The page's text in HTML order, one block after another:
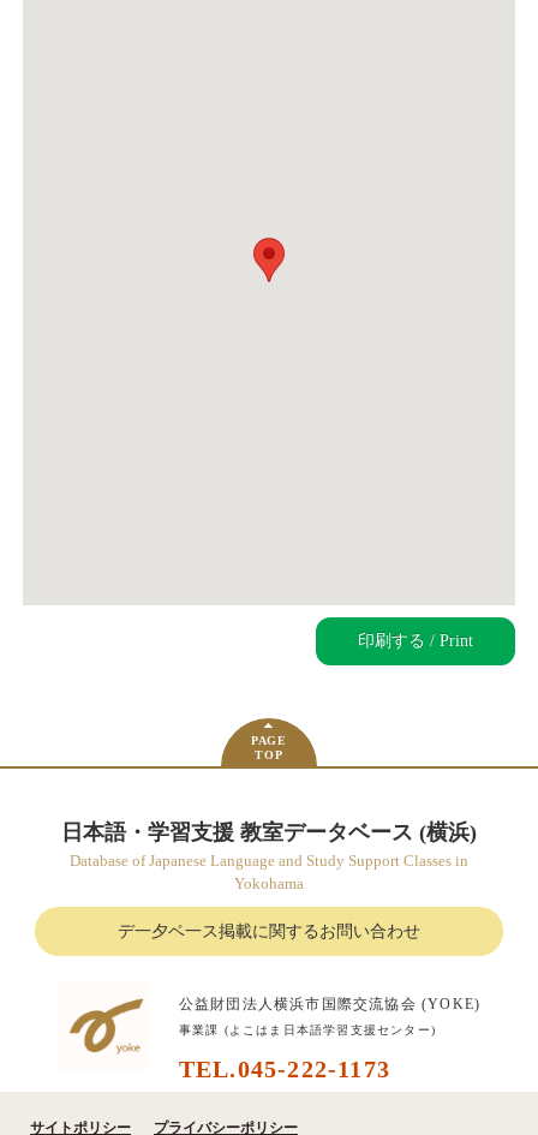
印刷する / Print
PAGE
TOP
日本語・学習支援 教室データベース (横浜)
Database of Japanese Language and Study Support Classes in
Yokohama
デ一夕ベ一ス掲載に関するお問い合わせ
公益財団法人横浜市国際交流協会 (YOKE)
事業課 (よこはま日本語学習支援センター)
TEL.045-222-1173
サイトポリシー プライバシーポリシー